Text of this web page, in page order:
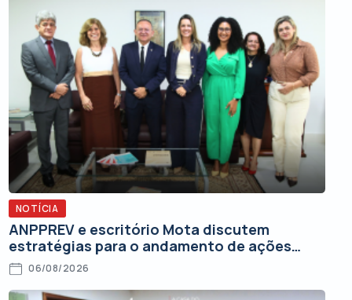
NOTÍCIA
ANPPREV e escritório Mota discutem
estratégias para o andamento de ações
judiciais
06/08/2026